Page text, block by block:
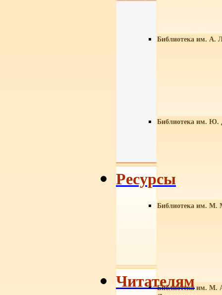
Библиотека им. А.
Библиотека им. Ю.
Библиотека им. М.
Библиотека им. М.
Ресурсы
Читателям